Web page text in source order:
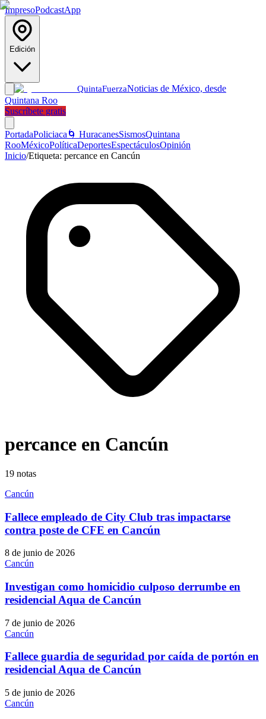
ImpresoPodcastApp
Edición
QuintaFuerzaNoticias de México, desde
Quintana Roo
Suscríbete gratis
PortadaPoliciaca 🌀 HuracanesSismosQuintana
RooMéxicoPolíticaDeportesEspectáculosOpinión
Inicio/Etiqueta: percance en Cancún
percance en Cancún
19 notas
Cancún
Fallece empleado de City Club tras impactarse
contra poste de CFE en Cancún
8 de junio de 2026
Cancún
Investigan como homicidio culposo derrumbe en
residencial Aqua de Cancún
7 de junio de 2026
Cancún
Fallece guardia de seguridad por caída de portón en
residencial Aqua de Cancún
5 de junio de 2026
Cancún